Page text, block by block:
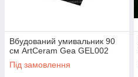
Вбудований умивальник 90
см ArtCeram Gea GEL002
Під замовлення